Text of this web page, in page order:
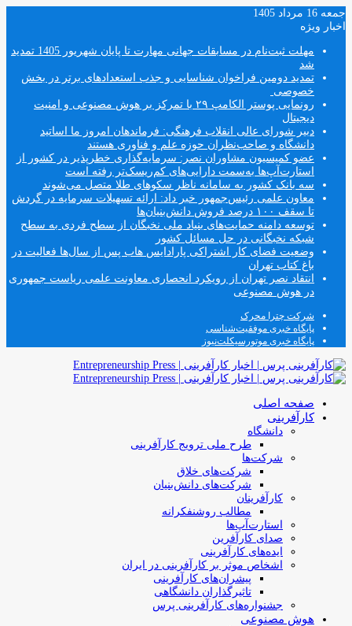
جمعه 16 مرداد 1405
اخبار ویژه
مهلت ثبت‌نام در مسابقات جهانی مهارت تا پایان شهریور 1405 تمدید
شد
تمدید دومین فراخوان شناسایی و جذب استعدادهای برتر در بخش
خصوصی
رونمایی پوستر الکامپ ۲۹ با تمرکز بر هوش مصنوعی و امنیت
دیجیتال
دبیر شورای عالی انقلاب فرهنگی: فرماندهان امروز ما اساتید
دانشگاه و صاحب‌نظران حوزه علم و فناوری هستند
عضو کمیسیون مشاوران نصر: سرمایه‌گذاری خطرپذیر در کشور از
استارت‌آپ‌ها به‌سمت دارایی‌های کم‌ریسک‌تر رفته است
سه بانک کشور به سامانه ناظر سکوهای طلا متصل می‌شوند
معاون علمی رئیس‌جمهور خبر داد: ارائه تسهیلات سرمایه در گردش
تا سقف ۱۰۰ درصد فروش دانش‌بنیان‌ها
توسعه دامنه حمایت‌های بنیاد ملی نخبگان از سطح فردی به سطح
شبکه نخبگانی در حل مسائل کشور
وضعیت فضای کار اشتراکی پارادایس هاب پس از سال‌ها فعالیت در
باغ کتاب تهران
انتقاد نصر تهران از رویکرد انحصاری معاونت علمی ریاست جمهوری
در هوش مصنوعی
شرکت چترا محرک
پایگاه خبری موفقیت‌شناسی
پایگاه خبری موتورسیکلت‌نیوز
صفحه اصلی
کارآفرینی
دانشگاه
طرح ملی ترویج کارآفرینی
شرکت‌ها
شرکت‌های خلاق
شرکت‌های دانش‌بنیان
کارآفرینان
مطالب روشنفکرانه
استارت‌آپ‌ها
صدای کارآفرین
ایده‌های کارآفرینی
اشخاص موثر بر کارآفرینی در ایران
پیشران‌های کارآفرینی
تاثیرگذاران دانشگاهی
جشنواره‌های کارآفرینی‌ پرس
هوش مصنوعی